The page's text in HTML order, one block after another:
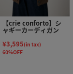
【crie conforto】シ
ャギーカーディガン
¥3,595(in tax)
60%OFF